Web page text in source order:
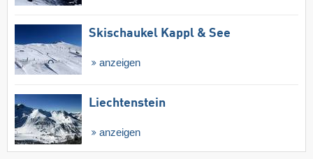
Skischaukel Kappl & See
anzeigen
Liechtenstein
anzeigen